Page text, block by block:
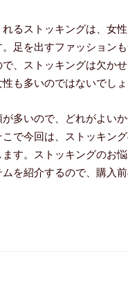
るストッキングは、女
足を出すファッション
、ストッキングは欠か
も多いのではないでしょ
多いので、どれがよい
で今回は、ストッキン
す。ストッキングのお悩
を紹介するので、購入